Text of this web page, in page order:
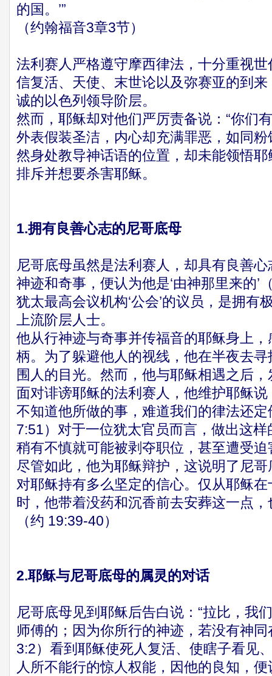
的国。’”
（约翰福音3章3节）
法利赛人严格遵守摩西律法，十分重视
信复活、天使、末世论以及弥赛亚的到
诚的以色列领导阶层。
然而，耶稣却对他们严厉责备说：“你们
外表假装圣洁，内心却充满罪恶，如同
然身处教导神话语的位置，却未能领悟
排斥并想要杀害耶稣。
1.拥有良善心志的尼哥底母
尼哥底母虽然是法利赛人，却具有良善
神迹和奇事，便认为他是‘由神那里来的’
犹太最高会议机构‘公会’的议员，是拥有
上流阶层人士。
他从行神迹与奇事并传福音的耶稣身上
柄。为了躲避他人的视线，他在半夜去
围人的目光。然而，他与耶稣相遇之后
面对诽谤耶稣的法利赛人，他维护耶稣
不知道他所做的事，难道我们的律法还定
7:51）对于一位犹太官员而言，做出这
稍有不慎就可能被剥夺职位，甚至遭受迫
尽管如此，他为耶稣辩护，这说明了尼
对耶稣持有多么坚定的信心。仅从耶稣
时，他带着没药和沉香前去安葬这一点
（约 19:39-40）
2.耶稣与尼哥底母的属灵的对话
尼哥底母见到耶稣后告白说：“拉比，我
师傅的；因为你所行的神迹，若没有神
3:2）看到耶稣使死人复活、使瞎子看见
人所不能行的惊人权能，因他的良知，